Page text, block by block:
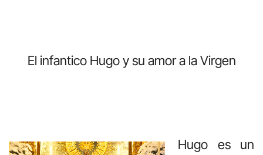
El infantico Hugo y su amor a la Virgen
Hugo es un